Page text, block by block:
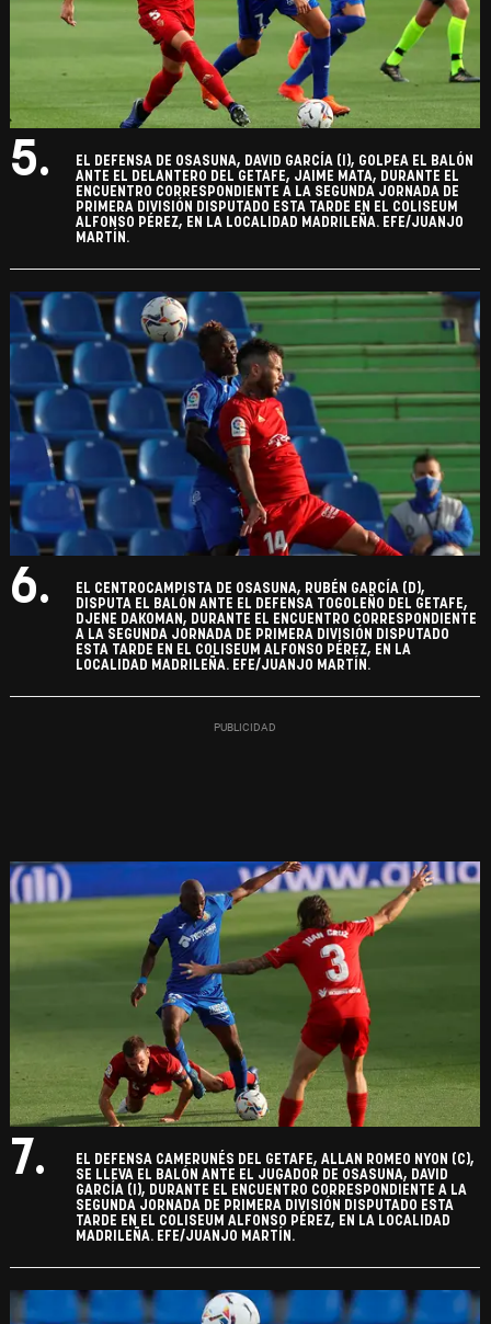
5.
EL DEFENSA DE OSASUNA, DAVID GARCÍA (I), GOLPEA EL BALÓN
ANTE EL DELANTERO DEL GETAFE, JAIME MATA, DURANTE EL
ENCUENTRO CORRESPONDIENTE A LA SEGUNDA JORNADA DE
PRIMERA DIVISIÓN DISPUTADO ESTA TARDE EN EL COLISEUM
ALFONSO PÉREZ, EN LA LOCALIDAD MADRILEÑA. EFE/JUANJO
MARTÍN.
6.
EL CENTROCAMPISTA DE OSASUNA, RUBÉN GARCÍA (D),
DISPUTA EL BALÓN ANTE EL DEFENSA TOGOLEÑO DEL GETAFE,
DJENE DAKOMAN, DURANTE EL ENCUENTRO CORRESPONDIENTE
A LA SEGUNDA JORNADA DE PRIMERA DIVISIÓN DISPUTADO
ESTA TARDE EN EL COLISEUM ALFONSO PÉREZ, EN LA
LOCALIDAD MADRILEÑA. EFE/JUANJO MARTÍN.
7.
EL DEFENSA CAMERUNÉS DEL GETAFE, ALLAN ROMEO NYON (C),
SE LLEVA EL BALÓN ANTE EL JUGADOR DE OSASUNA, DAVID
GARCÍA (I), DURANTE EL ENCUENTRO CORRESPONDIENTE A LA
SEGUNDA JORNADA DE PRIMERA DIVISIÓN DISPUTADO ESTA
TARDE EN EL COLISEUM ALFONSO PÉREZ, EN LA LOCALIDAD
MADRILEÑA. EFE/JUANJO MARTÍN.